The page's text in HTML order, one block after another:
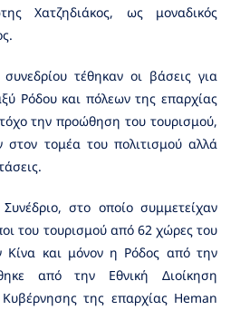
Χατζηδιάκος, ως μοναδικός
τέθηκαν οι βάσεις για
Ρόδου και πόλεων της επαρχίας
την προώθηση του τουρισμού,
τομέα του πολιτισμού αλλά
στο οποίο συμμετείχαν
του τουρισμού από 62 χώρες του
Κίνα και μόνον η Ρόδος από την
από την Εθνική Διοίκηση
της επαρχίας Heman